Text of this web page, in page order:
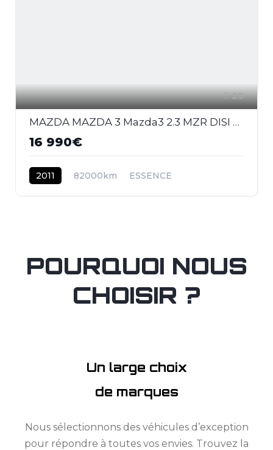
29
MAZDA MAZDA 3 Mazda3 2.3 MZR DISI Turbo - 260 2009 BERLINE MPS PHASE 1
16 990€
2011 82000km ESSENCE
POURQUOI NOUS
CHOISIR ?
Un large choix
de marques
Nous sélectionnons des véhicules d’exception
pour répondre à toutes vos envies. Trouvez la